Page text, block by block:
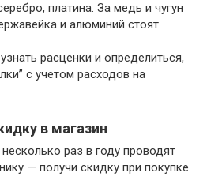
платина. За медь и чугун
и алюминий стоят
расценки и определиться,
с учетом расходов на
в магазин
раз в году проводят
— получи скидку при покупке